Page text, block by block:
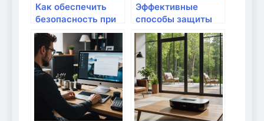
Как обеспечить
безопасность при
онлайн-платежах и
покупках: полное
руководство
Эффективные
способы защиты
домашнего
почтового ящика
от спам-атаки:
полное
руководство